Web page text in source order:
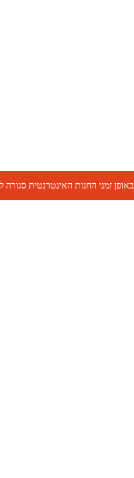
באופן זמני החנות האינטרנטית סגורה